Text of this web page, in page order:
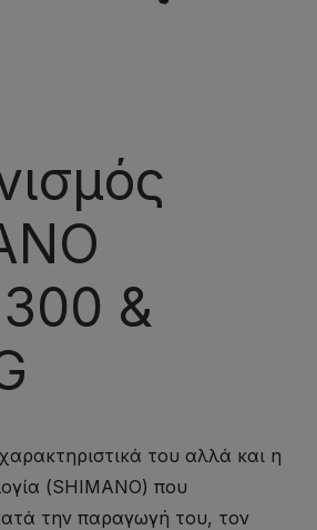
&
του αλλά και η
(SHIMANO) που
την παραγωγή του, τον